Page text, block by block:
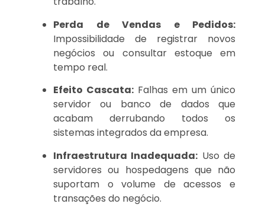
Perda de Vendas e Pedidos:
Impossibilidade de registrar novos
negócios ou consultar estoque em
tempo real.
Efeito Cascata: Falhas em um único
servidor ou banco de dados que
acabam derrubando todos os
sistemas integrados da empresa.
Infraestrutura Inadequada: Uso de
servidores ou hospedagens que não
suportam o volume de acessos e
transações do negócio.